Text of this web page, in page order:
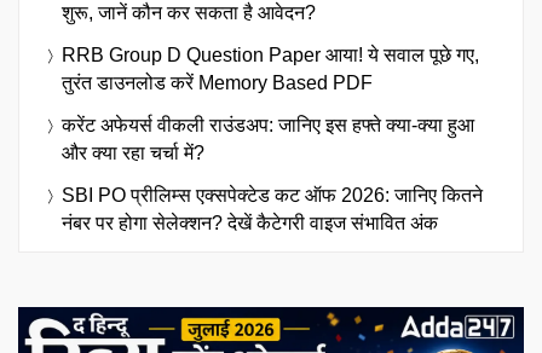
शुरू, जानें कौन कर सकता है आवेदन?
RRB Group D Question Paper आया! ये सवाल पूछे गए,
तुरंत डाउनलोड करें Memory Based PDF
करेंट अफेयर्स वीकली राउंडअप: जानिए इस हफ्ते क्या-क्या हुआ
और क्या रहा चर्चा में?
SBI PO प्रीलिम्स एक्सपेक्टेड कट ऑफ 2026: जानिए कितने
नंबर पर होगा सेलेक्शन? देखें कैटेगरी वाइज संभावित अंक